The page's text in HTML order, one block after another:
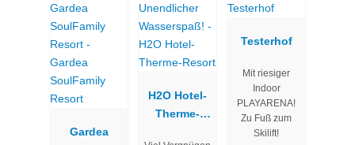
Gardea
H2O Hotel-
Therme-
Testerhof
Mit riesiger
Indoor
PLAYARENA!
Zu Fuß zum
Skilift!